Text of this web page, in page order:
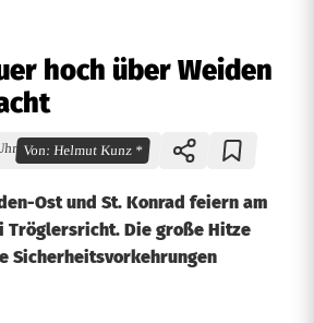
hoch über Weiden
Von:Helmut Kunz *
Ost und St. Konrad feiern am
Tröglersricht. Die große Hitze
Sicherheitsvorkehrungen